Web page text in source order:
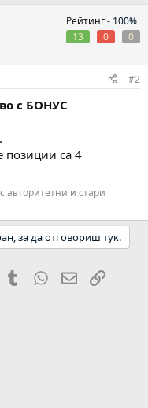
Рейтинг - 100%
13
0 0
#2
с БОНУС
позиции са 4
авторитетни и стари
за да отговориш тук.
PinterestTumblr WhatsApp
EmailLink